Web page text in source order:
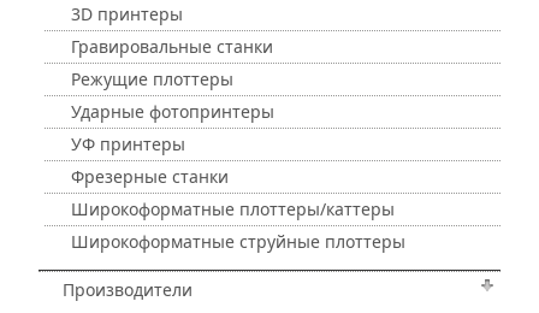
3D принтеры
Гравировальные станки
Режущие плоттеры
Ударные фотопринтеры
УФ принтеры
Фрезерные станки
Широкоформатные плоттеры/каттеры
Широкоформатные струйные плоттеры
Производители